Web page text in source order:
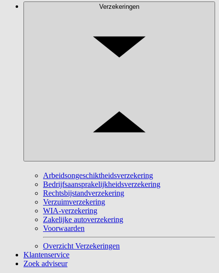
Verzekeringen
Arbeidsongeschiktheidsverzekering
Bedrijfsaansprakelijkheidsverzekering
Rechtsbijstandverzekering
Verzuimverzekering
WIA-verzekering
Zakelijke autoverzekering
Voorwaarden
Overzicht Verzekeringen
Klantenservice
Zoek adviseur